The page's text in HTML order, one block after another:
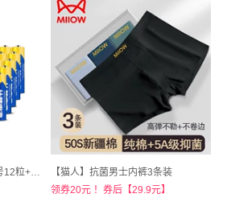
【比苛旗舰店】碳性电池5号12粒+7号12粒总共24粒
【猫人】抗菌男士内裤3条装
领券20元 ！券后【29.9元】